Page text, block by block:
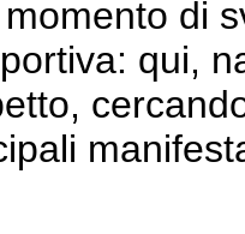
di
qui,